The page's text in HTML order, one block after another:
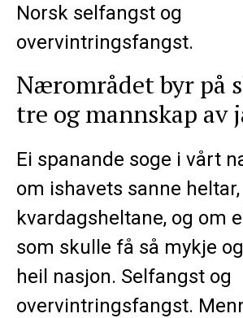
Norsk selfangst og
overvintringsfangst.
Nærområdet byr på
tre og mannskap av
Ei spanande soge i vårt
om ishavets sanne heltar,
kvardagsheltane, og om
som skulle få så mykje
heil nasjon. Selfangst og
overvintringsfangst.